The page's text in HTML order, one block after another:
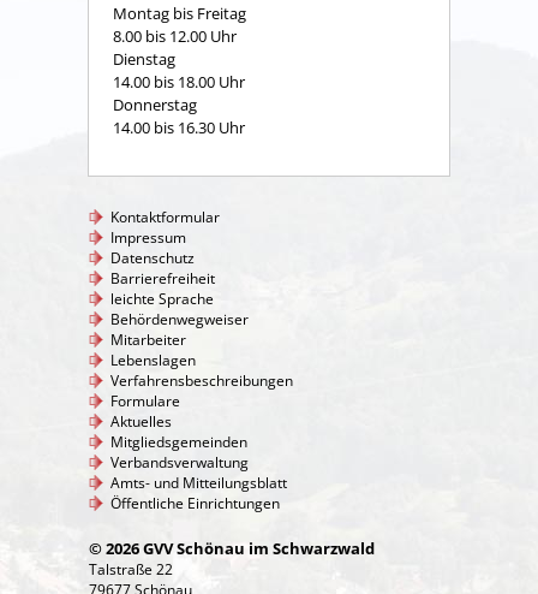
Montag bis Freitag
8.00 bis 12.00 Uhr
Dienstag
14.00 bis 18.00 Uhr
Donnerstag
14.00 bis 16.30 Uhr
Kontaktformular
Impressum
Datenschutz
Barrierefreiheit
leichte Sprache
Behördenwegweiser
Mitarbeiter
Lebenslagen
Verfahrensbeschreibungen
Formulare
Aktuelles
Mitgliedsgemeinden
Verbandsverwaltung
Amts- und Mitteilungsblatt
Öffentliche Einrichtungen
© 2026 GVV Schönau im Schwarzwald
Talstraße 22
79677 Schönau